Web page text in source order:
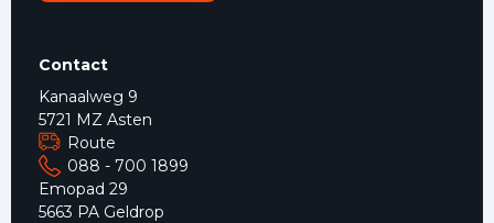
Contact
Kanaalweg 9
5721 MZ Asten
Route
088 - 700 1899
Emopad 29
5663 PA Geldrop